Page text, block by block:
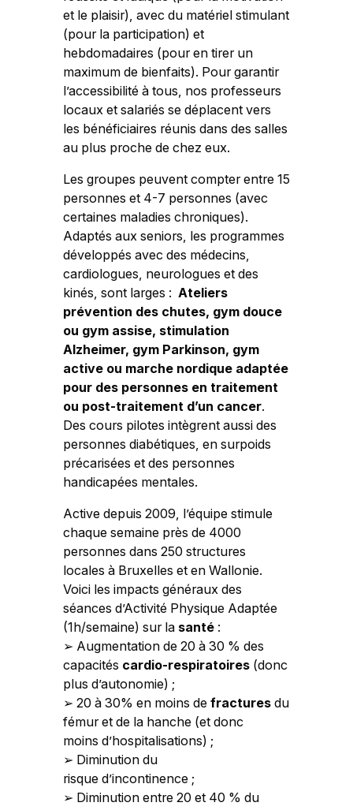
et le plaisir), avec du matériel stimulant
(pour la participation) et
hebdomadaires (pour en tirer un
maximum de bienfaits). Pour garantir
l’accessibilité à tous, nos professeurs
locaux et salariés se déplacent vers
les bénéficiaires réunis dans des salles
au plus proche de chez eux.
Les groupes peuvent compter entre 15
personnes et 4-7 personnes (avec
certaines maladies chroniques).
Adaptés aux seniors, les programmes
développés avec des médecins,
cardiologues, neurologues et des
kinés, sont larges : Ateliers
prévention des chutes, gym douce
ou gym assise, stimulation
Alzheimer, gym Parkinson, gym
active ou marche nordique adaptée
pour des personnes en traitement
ou post-traitement d’un cancer.
Des cours pilotes intègrent aussi des
personnes diabétiques, en surpoids
précarisées et des personnes
handicapées mentales.
Active depuis 2009, l’équipe stimule
chaque semaine près de 4000
personnes dans 250 structures
locales à Bruxelles et en Wallonie.
Voici les impacts généraux des
séances d’Activité Physique Adaptée
(1h/semaine) sur la santé:
➢ Augmentation de 20 à 30 % des
capacités cardio-respiratoires(donc
plus d’autonomie) ;
➢ 20 à 30% en moins de fracturesdu
fémur et de la hanche (et donc
moins d’hospitalisations) ;
➢ Diminution du
risque d’incontinence ;
➢ Diminution entre 20 et 40 % du